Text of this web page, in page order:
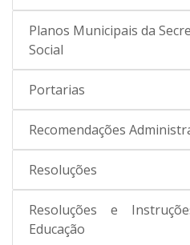
Planos Municipais da
Social
Portarias
Recomendações
Resoluções
Resoluções e
Educação